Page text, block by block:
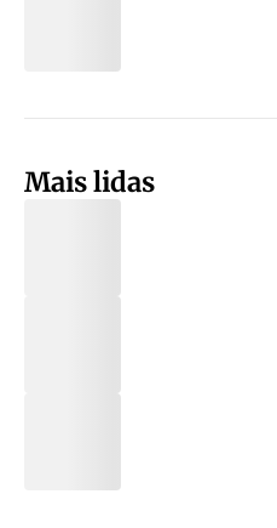
Mais lidas